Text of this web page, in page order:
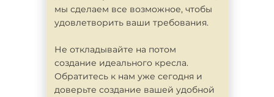
мы сделаем все возможное, чтобы
удовлетворить ваши требования.
Не откладывайте на потом
создание идеального кресла.
Обратитесь к нам уже сегодня и
доверьте создание вашей удобной